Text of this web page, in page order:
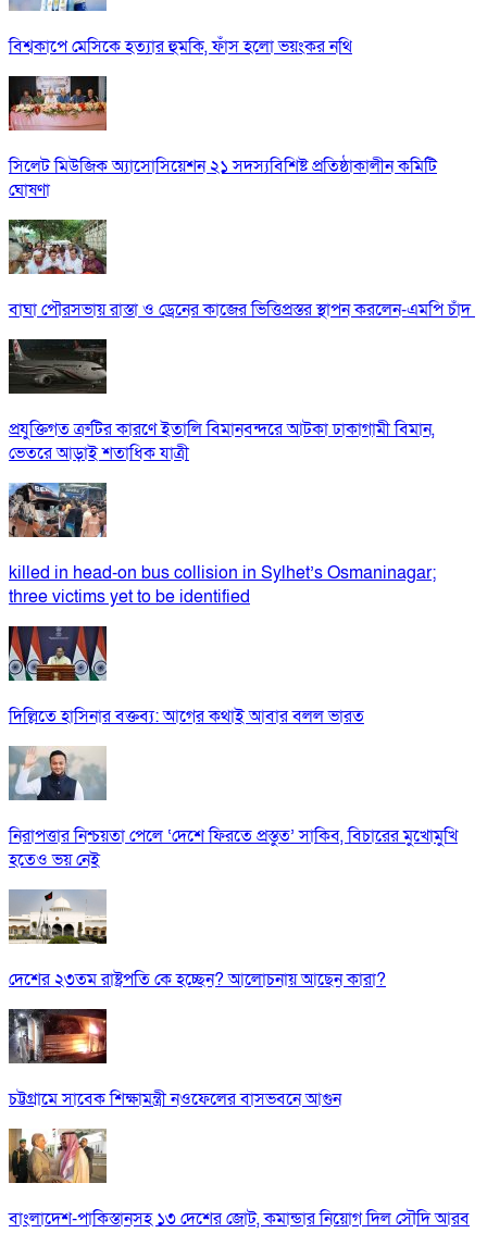
বিশ্বকাপে মেসিকে হত্যার হুমকি, ফাঁস হলো ভয়ংকর নথি
সিলেট মিউজিক অ্যাসোসিয়েশন ২১ সদস্যবিশিষ্ট প্রতিষ্ঠাকালীন কমিটি
ঘোষণা
বাঘা পৌরসভায় রাস্তা ও ড্রেনের কাজের ভিত্তিপ্রস্তর স্থাপন করলেন-এমপি চাঁদ
প্রযুক্তিগত ত্রুটির কারণে ইতালি বিমানবন্দরে আটকা ঢাকাগামী বিমান,
ভেতরে আড়াই শতাধিক যাত্রী
killed in head-on bus collision in Sylhet’s Osmaninagar;
three victims yet to be identified
দিল্লিতে হাসিনার বক্তব্য: আগের কথাই আবার বলল ভারত
নিরাপত্তার নিশ্চয়তা পেলে ‘দেশে ফিরতে প্রস্তুত’ সাকিব, বিচারের মুখোমুখি
হতেও ভয় নেই
দেশের ২৩তম রাষ্ট্রপতি কে হচ্ছেন? আলোচনায় আছেন কারা?
চট্টগ্রামে সাবেক শিক্ষামন্ত্রী নওফেলের বাসভবনে আগুন
বাংলাদেশ-পাকিস্তানসহ ১৩ দেশের জোট, কমান্ডার নিয়োগ দিল সৌদি আরব